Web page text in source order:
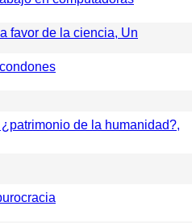
favor de la ciencia, Un
de la humanidad?,